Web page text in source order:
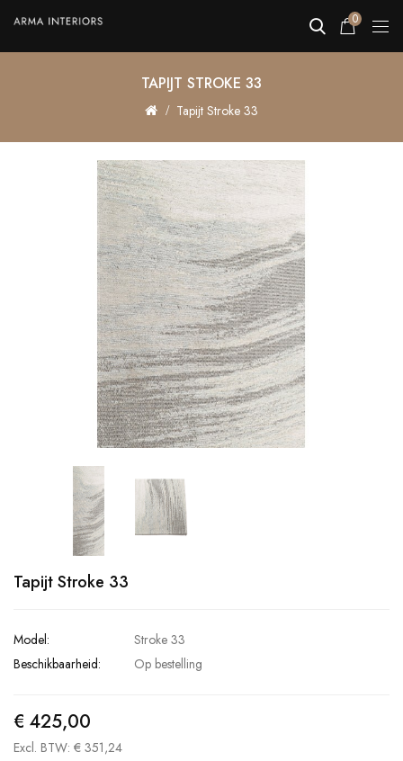
0
TAPIJT STROKE 33
Tapijt Stroke 33
Tapijt Stroke 33
Model:
Stroke 33
Beschikbaarheid:
Op bestelling
€ 425,00
Excl. BTW: € 351,24